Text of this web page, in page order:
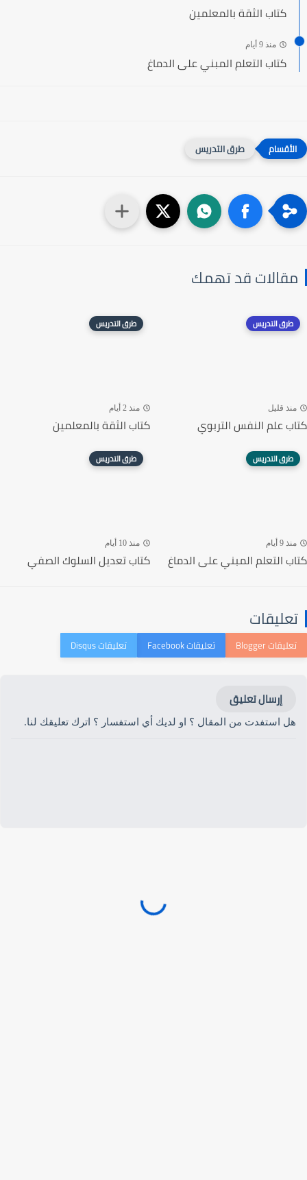
كتاب الثقة بالمعلمين
منذ 9 أيام
كتاب التعلم المبني على الدماغ
طرق التدريس
مقالات قد تهمك
طرق التدريس
منذ قليل
كتاب علم النفس التربوي
طرق التدريس
منذ 2 أيام
كتاب الثقة بالمعلمين
طرق التدريس
منذ 9 أيام
كتاب التعلم المبني على الدماغ
طرق التدريس
منذ 10 أيام
كتاب تعديل السلوك الصفي
تعليقات
إرسال تعليق
هل استفدت من المقال ؟ او لديك أي استفسار ؟ اترك تعليقك لنا.